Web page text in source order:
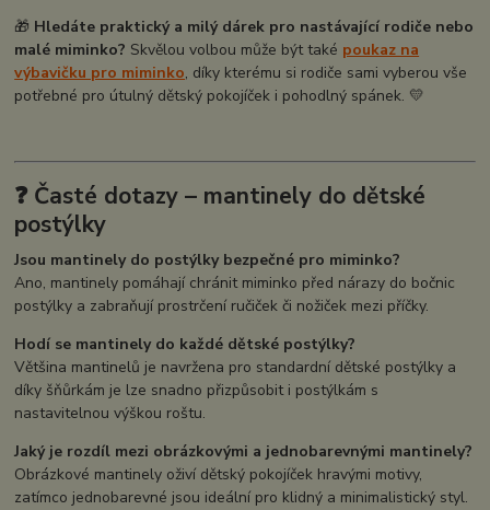
🎁 Hledáte praktický a milý dárek pro nastávající rodiče nebo
malé miminko? Skvělou volbou může být také poukaz na
výbavičku pro miminko, díky kterému si rodiče sami vyberou vše
potřebné pro útulný dětský pokojíček i pohodlný spánek. 💛
❓ Časté dotazy – mantinely do dětské
postýlky
Jsou mantinely do postýlky bezpečné pro miminko?
Ano, mantinely pomáhají chránit miminko před nárazy do bočnic
postýlky a zabraňují prostrčení ručiček či nožiček mezi příčky.
Hodí se mantinely do každé dětské postýlky?
Většina mantinelů je navržena pro standardní dětské postýlky a
díky šňůrkám je lze snadno přizpůsobit i postýlkám s
nastavitelnou výškou roštu.
Jaký je rozdíl mezi obrázkovými a jednobarevnými mantinely?
Obrázkové mantinely oživí dětský pokojíček hravými motivy,
zatímco jednobarevné jsou ideální pro klidný a minimalistický styl.